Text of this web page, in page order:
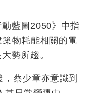
藍圖 2050》中指
物耗能相關的電
勢所趨。
，蔡少章亦意識到